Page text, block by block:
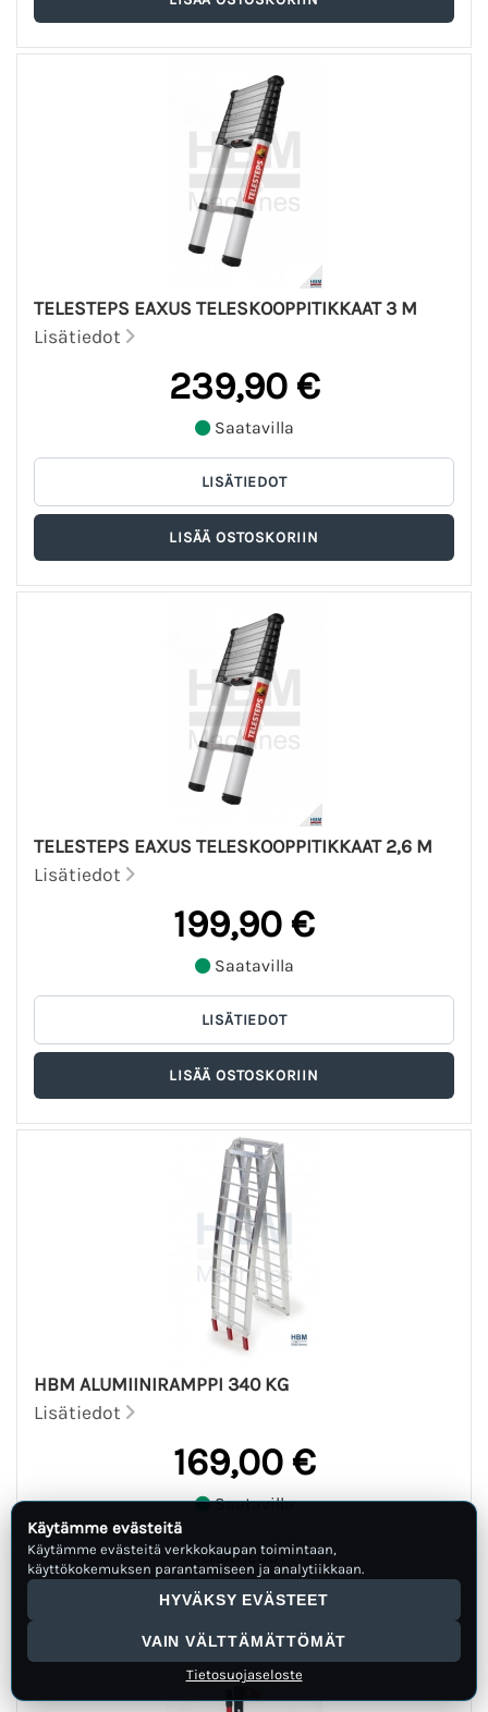
TELESTEPS EAXUS TELESKOOPPITIKKAAT 3 M
Lisätiedot
239,90 €
Saatavilla
TELESTEPS EAXUS TELESKOOPPITIKKAAT 2,6 M
Lisätiedot
199,90 €
Saatavilla
HBM ALUMIINIRAMPPI 340 KG
Lisätiedot
169,00 €
Saatavilla
Käytämme evästeitä
Käytämme evästeitä verkkokaupan toimintaan,
käyttökokemuksen parantamiseen ja analytiikkaan.
HYVÄKSY EVÄSTEET
VAIN VÄLTTÄMÄTTÖMÄT
Tietosuojaseloste